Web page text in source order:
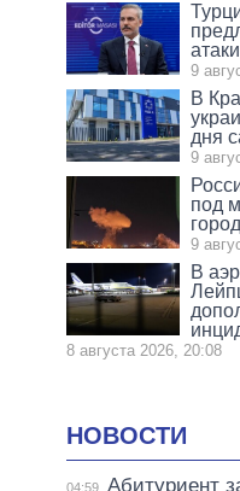
9
В
дня
9
под
9
В
8 августа 2026, 20:08
НОВОСТИ
04:59 Абитуриент